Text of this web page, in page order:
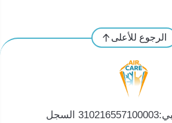
الرجوع للأعلى
الرقم الضريبي:310216557100003 السجل